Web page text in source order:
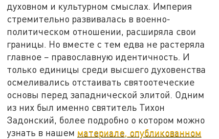
духовном и культурном смыслах. Империя
стремительно развивалась в военно-
политическом отношении, расширяла свои
границы. Но вместе с тем едва не растеряла
главное – православную идентичность. И
только единицы среди высшего духовенства
осмеливались отстаивать святоотеческие
основы перед западнической элитой. Одним
из них был именно святитель Тихон
Задонский, более подробно о котором можно
узнать в нашем материале, опубликованном